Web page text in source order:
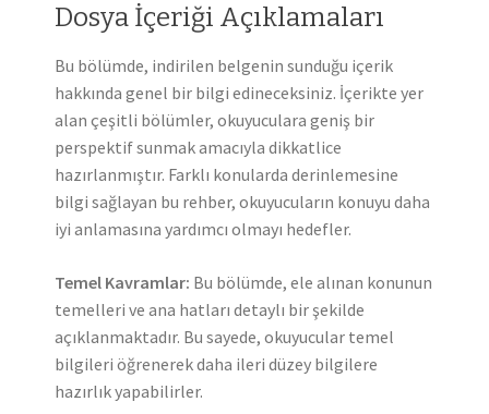
Dosya İçeriği Açıklamaları
Bu bölümde, indirilen belgenin sunduğu içerik
hakkında genel bir bilgi edineceksiniz. İçerikte yer
alan çeşitli bölümler, okuyuculara geniş bir
perspektif sunmak amacıyla dikkatlice
hazırlanmıştır. Farklı konularda derinlemesine
bilgi sağlayan bu rehber, okuyucuların konuyu daha
iyi anlamasına yardımcı olmayı hedefler.
Temel Kavramlar: Bu bölümde, ele alınan konunun
temelleri ve ana hatları detaylı bir şekilde
açıklanmaktadır. Bu sayede, okuyucular temel
bilgileri öğrenerek daha ileri düzey bilgilere
hazırlık yapabilirler.